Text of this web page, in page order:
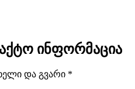
ინფორმაცია
და გვარი *